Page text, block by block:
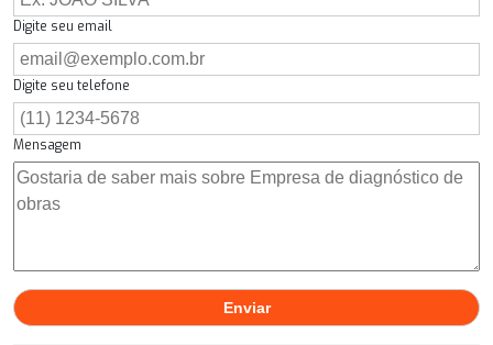
Digite seu email
Digite seu telefone
Mensagem